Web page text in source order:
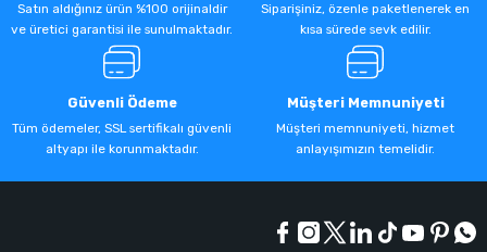
Satın aldığınız ürün %100 orijinaldir
ve üretici garantisi ile sunulmaktadır.
Siparişiniz, özenle paketlenerek en
kısa sürede sevk edilir.
Güvenli Ödeme
Tüm ödemeler, SSL sertifikalı güvenli
altyapı ile korunmaktadır.
Müşteri Memnuniyeti
Müşteri memnuniyeti, hizmet
anlayışımızın temelidir.